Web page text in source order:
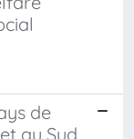
de
au Sud